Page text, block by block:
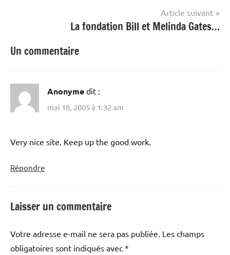
Article suivant
La fondation Bill et Melinda Gates…
Un commentaire
Anonyme dit :
mai 18, 2005 à 1:32 am
Very nice site. Keep up the good work.
Répondre
Laisser un commentaire
Votre adresse e-mail ne sera pas publiée. Les champs
obligatoires sont indiqués avec *